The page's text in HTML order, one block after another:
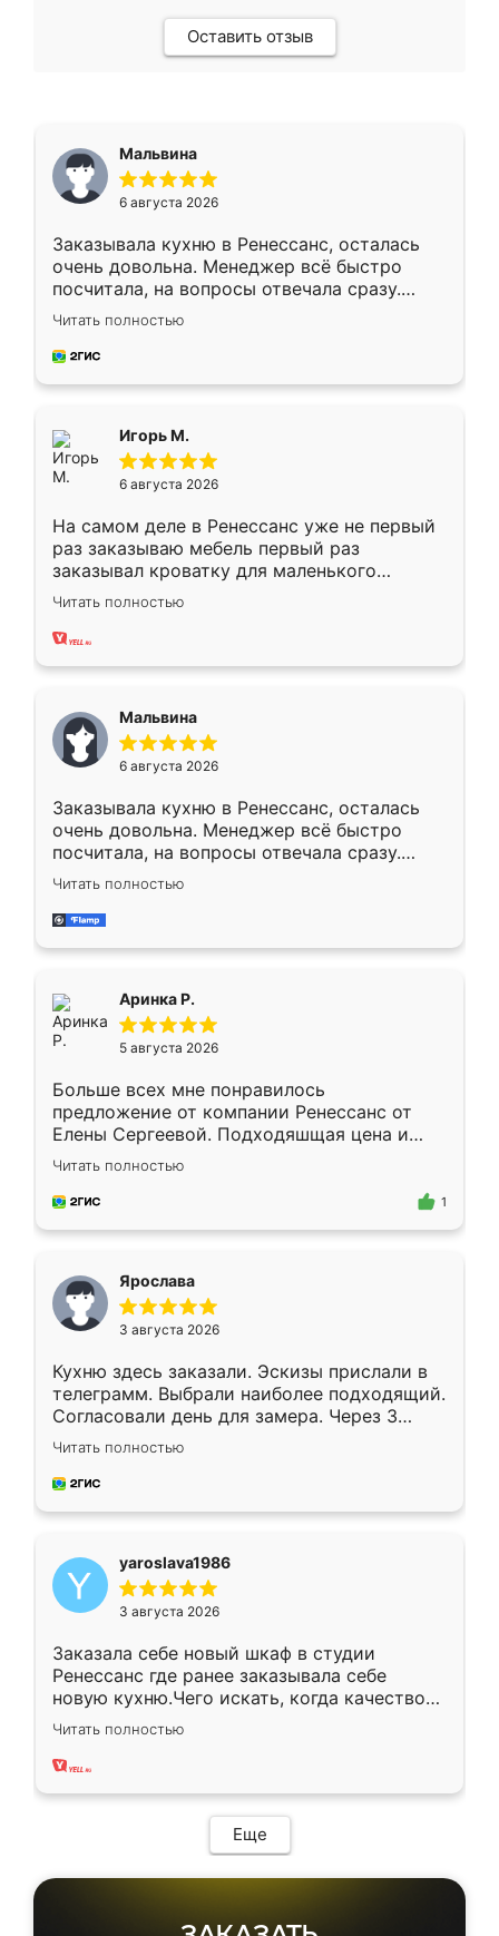
Оставить отзыв
Мальвина
6 августа 2026
Заказывала кухню в Ренессанс, осталась
очень довольна. Менеджер всё быстро
посчитала, на вопросы отвечала сразу.
Замерщик приехал в субботу, подошёл к
делу со всей ответственностью. Собрали
за день, ребята работали аккуратно, даже
Читать полностью
Игорь М.
6 августа 2026
На самом деле в Ренессанс уже не первый
раз заказываю мебель первый раз
заказывал кроватку для маленького
ребёнка при его рождении ,во второй раз
заказал шкаф-купе. По качеству очень
хорошее сборка достаточно быстрая,
меньше, здесь же он более разнообразный.
Мне нравится ,если что-то потребуется из
мебели буду заказывать только здесь.
Читать полностью
Мальвина
6 августа 2026
Заказывала кухню в Ренессанс, осталась
очень довольна. Менеджер всё быстро
посчитала, на вопросы отвечала сразу.
Замерщик приехал в субботу, подошёл к
делу со всей ответственностью. Собрали
за день, ребята работали аккуратно, даже
Читать полностью
Аринка Р.
5 августа 2026
Больше всех мне понравилось
предложение от компании Ренессанс от
Елены Сергеевой. Подходяшщая цена и
короткие сроки изготовления. Приехавший
для замера сотрудник Владислав
предложил по моему эскизу самый
Читать полностью
1
Ярослава
3 августа 2026
Кухню здесь заказали. Эскизы прислали в
телеграмм. Выбрали наиболее подходящий.
Согласовали день для замера. Через 3
недели кухня была уже готова. Остались
довольны работой. Спасибо Ренессанс
мебель за качественную работу!
Читать полностью
yaroslava1986
3 августа 2026
Заказала себе новый шкаф в студии
Ренессанс где ранее заказывала себе
новую кухню.Чего искать, когда качеством
вполне довольна. Служит кухня уже почти
два года, нареканий нет.
Читать полностью
Еще